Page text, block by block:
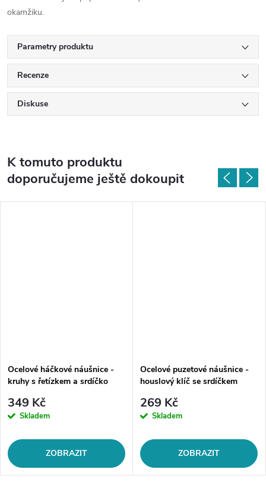
okamžiku.
Parametry produktu
Recenze
Diskuse
K tomuto produktu
doporučujeme ještě dokoupit
Ocelové háčkové náušnice -
kruhy s řetízkem a srdíčko
349 Kč
Skladem
ZOBRAZIT
Ocelové puzetové náušnice -
houslový klíč se srdíčkem
269 Kč
Skladem
ZOBRAZIT